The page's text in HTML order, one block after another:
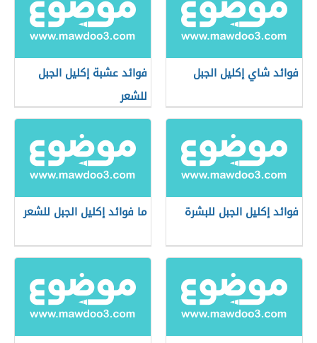
فوائد شاي إكليل الجبل
فوائد عشبة إكليل الجبل
للشعر
فوائد إكليل الجبل للبشرة ما فوائد إكليل الجبل للشعر